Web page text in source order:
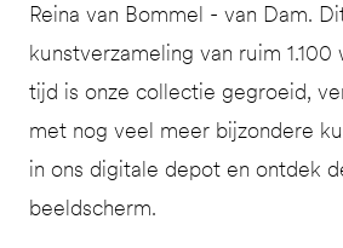
Reina van Bommel - van Dam.
kunstverzameling van ruim 1.100
tijd is onze collectie gegroeid,
met nog veel meer bijzondere
in ons digitale depot en ontdek
beeldscherm.